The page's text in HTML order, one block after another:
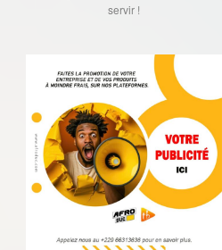
servir !